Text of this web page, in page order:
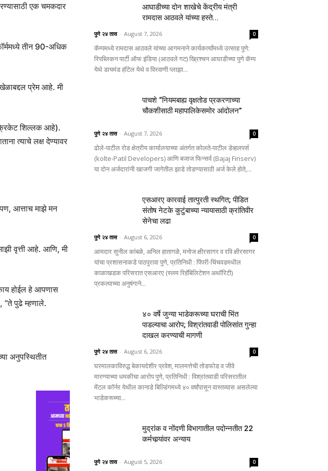
एक चमकदार
तीन 90-अधिक
प्रेम आहे. मी
क्रिकेट शिल्लक आहे).
त्याचे लक्ष देण्यावर
आत्ताच माझे मन
वृत्ती आहे. आणि, मी
होईल हे आपणास
“ते पुढे म्हणाले.
अनुपस्थितीत
आघाडीच्या दोन शाखेचे केंद्रीय मंत्री
रामदास आठवले यांच्या हस्ते...
पुणे २४ तास - August 7, 2026 0
कॅम्पमध्ये रामदास आठवले यांच्या आगमनाने कार्यकर्त्यांमध्ये उत्साह पुणे:
रिपब्लिकन पार्टी ऑफ इंडिया (आठवले गट) ख्रिश्चन आघाडीच्या पुणे कॅम्प
येथे डायमंड हॉटेल येथे व विरवाणी प्लाझा...
पाचशे “नियमबाह्य वृक्षतोड प्रकरणाच्या
चौकशीसाठी महापालिकेसमोर आंदोलन”
पुणे २४ तास - August 7, 2026 0
ढोले-पाटील रोड क्षेत्रीय कार्यालयाच्या अंतर्गत कोलते-पाटील डेव्हलपर्स
(kolte-Patil Developers) आणि बजाज फिन्सर्व (Bajaj Finserv)
या दोन अर्जदारांनी खाजगी जागेतील झाडे तोडण्यासाठी अर्ज केले होते,...
एसआरए कारवाई तात्पुरती स्थगित; पीडित
संतोष नेटके कुटुंबाच्या न्यायासाठी क्रांतिवीर
सेनेचा लढा
पुणे २४ तास - August 6, 2026 0
आमदार सुनील कांबळे, अनिल हातागळे, मनोज क्षीरसागर व रवि क्षीरसागर
यांचा प्रशासनाकडे पाठपुरावा पुणे, प्रतिनिधी : पिंपरी-चिंचवडमधील
काळाखडक परिसरात एसआरए (स्लम रिहॅबिलिटेशन अथॉरिटी)
प्रकल्पाच्या अनुषंगाने...
४० वर्षे जुन्या भाडेकरूच्या घराची भिंत
पाडल्याचा आरोप; विश्रांतवाडी पोलिसांत गुन्हा
दाखल करण्याची मागणी
पुणे २४ तास - August 6, 2026 0
घरमालकाविरुद्ध बेकायदेशीर प्रवेश, मालमत्तेची तोडफोड व जीवे
मारण्याच्या धमकीचा आरोप पुणे, प्रतिनिधी : विश्रांतवाडी परिसरातील
मेंटल कॉर्नर येथील कानाडे बिल्डिंगमध्ये ४० वर्षांपासून वास्तव्यास असलेल्या
भाडेकरूच्या...
मुद्रांक व नोंदणी विभागातील पदोन्नतीत 22
कर्मचार्‍यांवर अन्याय
पुणे २४ तास - August 5, 2026 0